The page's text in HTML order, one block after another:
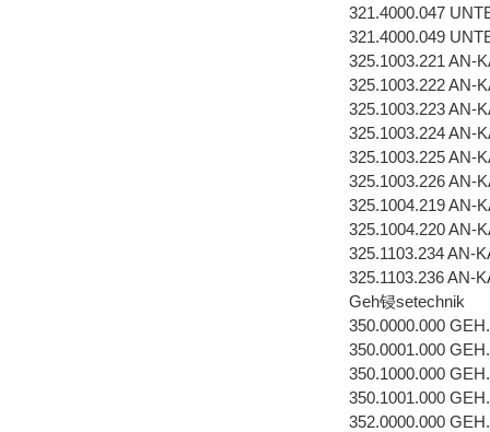
321.4000.047
321.4000.049
325.1003.221 AN-
325.1003.222 AN-
325.1003.223 AN-
325.1003.224 AN-
325.1003.225 AN-
325.1003.226 AN-
325.1004.219 AN-
325.1004.220 AN-
325.1103.234 AN-
325.1103.236 AN-
Geh锓setechnik
350.0000.000
350.0001.000
350.1000.000
350.1001.000
352.0000.000